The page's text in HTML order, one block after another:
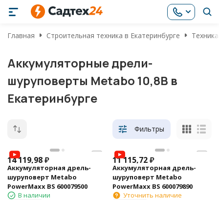
Главная Строительная техника в Екатеринбурге
Аккумуляторные дрели-
шуруповерты Metabo 10,8В в
Екатеринбурге
Фильтры
14 119,98₽
Аккумуляторная дрель-
шуруповерт Metabo
PowerMaxx BS 600079500
В наличии
11 115,72₽
Аккумуляторная дрель-
шуруповерт Metabo
PowerMaxx BS 600079890
Уточнить наличие